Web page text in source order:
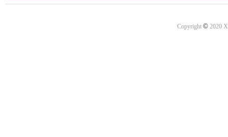
Copyright ©2020